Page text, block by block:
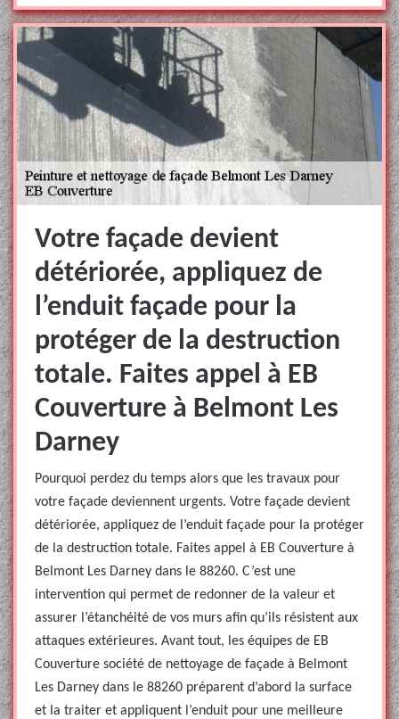
Votre façade devient
détériorée, appliquez de
l’enduit façade pour la
protéger de la destruction
totale. Faites appel à EB
Couverture à Belmont Les
Darney
Pourquoi perdez du temps alors que les travaux pour
votre façade deviennent urgents. Votre façade devient
détériorée, appliquez de l’enduit façade pour la protéger
de la destruction totale. Faites appel à EB Couverture à
Belmont Les Darney dans le 88260. C’est une
intervention qui permet de redonner de la valeur et
assurer l’étanchéité de vos murs afin qu’ils résistent aux
attaques extérieures. Avant tout, les équipes de EB
Couverture société de nettoyage de façade à Belmont
Les Darney dans le 88260 préparent d’abord la surface
et la traiter et appliquent l’enduit pour une meilleure